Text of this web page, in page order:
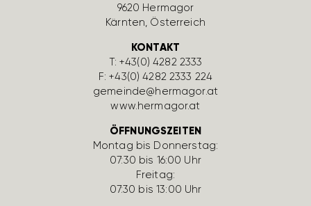
9620 Hermagor
Kärnten, Öster­reich
KONTAKT
T:+43(0) 4282 2333
F: +43(0) 4282 2333 224
gemeinde@hermagor.at
www.hermagor.at
ÖFFNUNGSZEITEN
Montag bis Donnerstag:
07:30 bis 16:00 Uhr
Freitag:
07:30 bis 13:00 Uhr